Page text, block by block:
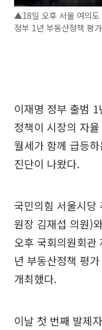
▲18일 오후 서울 여의도
정부 1년 부동산정책 평
이재명 정부 출범
정책이 시장의 자
월세가 함께 급등
진단이 나왔다.
국민의힘 서울시당
원장 김재섭 의원)
오후 국회의원회
년 부동산정책 평
개최했다.
이날 첫 번째 발제